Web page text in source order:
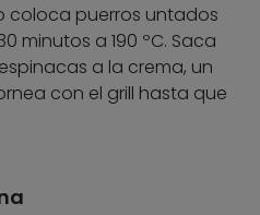
coloca puerros untados
minutos a 190 ºC. Saca
a la crema, un
con el grill hasta que